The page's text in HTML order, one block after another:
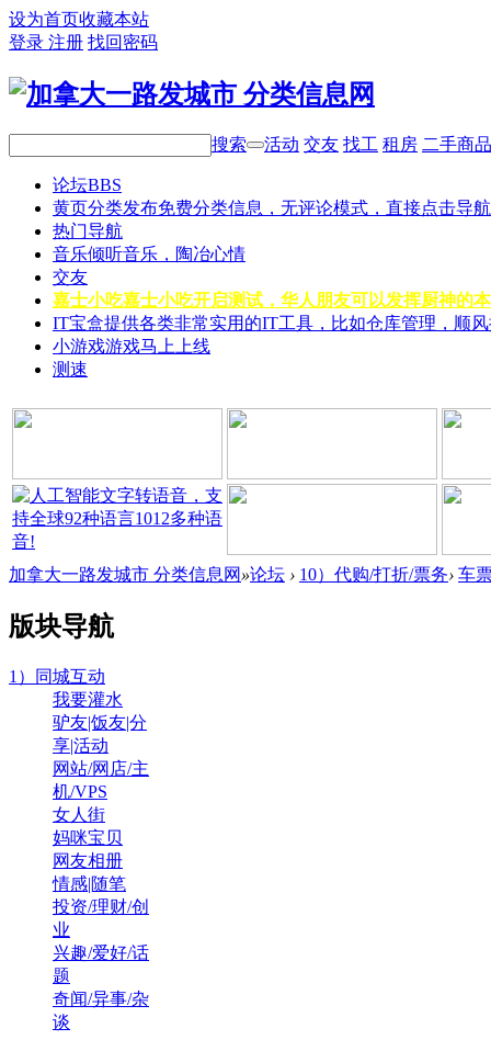
设为首页收藏本站
登录 注册 找回密码
搜索 活动 交友 找工 租房 二手商品
论坛BBS
黄页分类发布免费分类信息，无评论模式，直接点击导
热门导航
音乐倾听音乐，陶冶心情
交友
嘉士小吃嘉士小吃开启测试，华人朋友可以发挥厨神的
IT宝盒提供各类非常实用的IT工具，比如仓库管理，顺
小游戏游戏马上上线
测速
加拿大一路发城市 分类信息网 »论坛 › 10）代购/打折/票务› 车
版块导航
1）同城互动
我要灌水
驴友|饭友|分
享|活动
网站/网店/主
机/VPS
女人街
妈咪宝贝
网友相册
情感|随笔
投资/理财/创
业
兴趣/爱好/话
题
奇闻/异事/杂
谈